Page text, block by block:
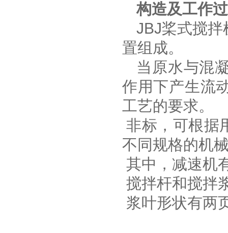
构造及工作
JBJ桨式搅
置组成。
当原水与混
作用下产生流
工艺的要求。
非标，可根据
不同规格的机
其中，减速机
搅拌杆和搅拌
浆叶形状有两